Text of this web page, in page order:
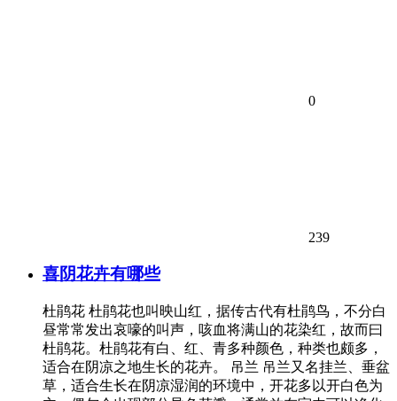
0
239
喜阴花卉有哪些
杜鹃花 杜鹃花也叫映山红，据传古代有杜鹃鸟，不分白
昼常常发出哀嚎的叫声，咳血将满山的花染红，故而曰
杜鹃花。杜鹃花有白、红、青多种颜色，种类也颇多，
适合在阴凉之地生长的花卉。 吊兰 吊兰又名挂兰、垂盆
草，适合生长在阴凉湿润的环境中，开花多以开白色为